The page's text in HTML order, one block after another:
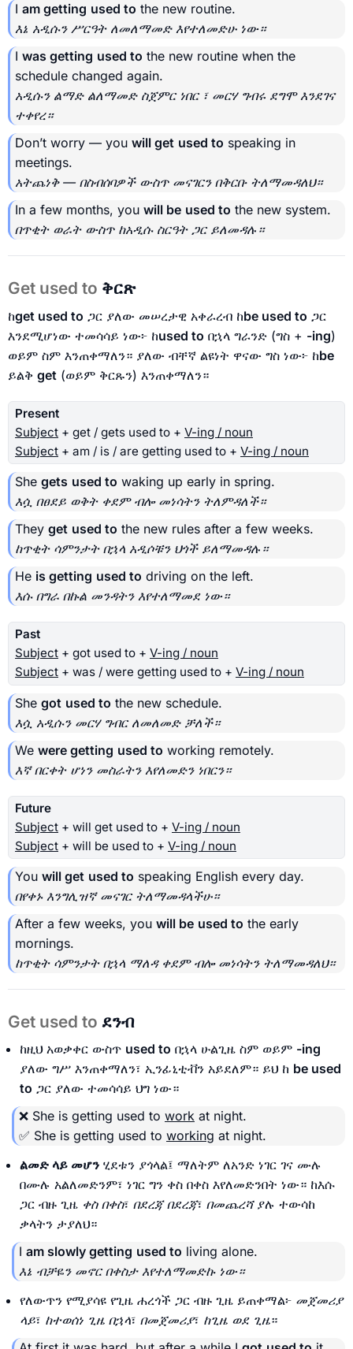
I am getting used to the new routine.
እኔ አዲሱን ሥርዓት ለመለማመድ እየተለመድሁ ነው።
I was getting used to the new routine when the
schedule changed again.
አዲሱን ልማድ ልለማመድ ስጀምር ነበር ፣ መርሃ ግብሩ ደግሞ እንደገና
ተቀየረ።
Don’t worry — you will get used to speaking in
meetings.
አትጨነቅ — በስብሰባዎች ውስጥ መናገርን በቅርቡ ትለማመዳለህ።
In a few months, you will be used to the new system.
በጥቂት ወራት ውስጥ ከአዲሱ ስርዓት ጋር ይለመዳሉ።
Get used to ቅርጽ
ከget used to ጋር ያለው መሠረታዊ አቀራረብ ከbe used to ጋር
እንደሚሆነው ተመሳሳይ ነው፦ ከused to በኋላ ግራንድ (ግስ + -ing)
ወይም ስም እንጠቀማለን። ያለው ብቸኛ ልዩነት ዋናው ግስ ነው፦ ከbe
ይልቅ get (ወይም ቅርጹን) እንጠቀማለን።
Present
Subject + get / gets used to + V-ing / noun
Subject + am / is / are getting used to + V-ing / noun
She gets used to waking up early in spring.
እሷ በፀደይ ወቅት ቀደም ብሎ መነሳትን ትለምዳለች።
They get used to the new rules after a few weeks.
ከጥቂት ሳምንታት በኋላ አዲሶቹን ህጎች ይለማመዳሉ።
He is getting used to driving on the left.
እሱ በግራ በኩል መንዳትን እየተለማመደ ነው።
Past
Subject + got used to + V-ing / noun
Subject + was / were getting used to + V-ing / noun
She got used to the new schedule.
እሷ አዲሱን መርሃ ግብር ለመለመድ ቻለች።
We were getting used to working remotely.
እኛ በርቀት ሆነን መስራትን እየለመድን ነበርን።
Future
Subject + will get used to + V-ing / noun
Subject + will be used to + V-ing / noun
You will get used to speaking English every day.
በየቀኑ እንግሊዝኛ መናገር ትለማመዳላችሁ።
After a few weeks, you will be used to the early
mornings.
ከጥቂት ሳምንታት በኋላ ማለዳ ቀደም ብሎ መነሳትን ትለማመዳለህ።
Get used to ደንብ
ከዚህ አወቃቀር ውስጥ used to በኋላ ሁልጊዜ ስም ወይም -ing
ያለው ግሥ እንጠቀማለን፣ ኢንፊኒቲቭን አይደለም። ይህ ከ be used
to ጋር ያለው ተመሳሳይ ህግ ነው።
❌ She is getting used to work at night.
✅ She is getting used to working at night.
ልመድ ላይ መሆን ሂደቱን ያጎላል፤ ማለትም ለአንድ ነገር ገና ሙሉ
በሙሉ አልለመድንም፣ ነገር ግን ቀስ በቀስ እየለመድንበት ነው። ከእሱ
ጋር ብዙ ጊዜ ቀስ በቀስ፣ በደረጃ በደረጃ፣ በመጨረሻያሉ ተውሳከ
ቃላትን ታያለህ።
I am slowly getting used to living alone.
እኔ ብቻዬን መኖር በቀስታ እየተለማመድኩ ነው።
የለውጥን የሚያሳዩ የጊዜ ሐረጎች ጋር ብዙ ጊዜ ይጠቀማል፦ መጀመሪያ
ላይ፣ ከተወሰነ ጊዜ በኋላ፣ በመጀመሪያ፣ ከጊዜ ወደ ጊዜ።